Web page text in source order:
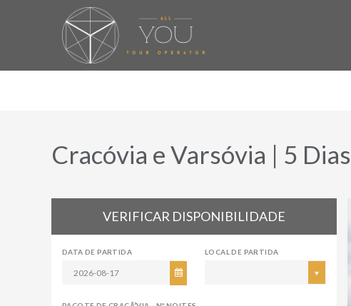
Cracóvia e Varsóvia | 5 Dias
VERIFICAR DISPONIBILIDADE
DATA DE PARTIDA LOCAL DE PARTIDA